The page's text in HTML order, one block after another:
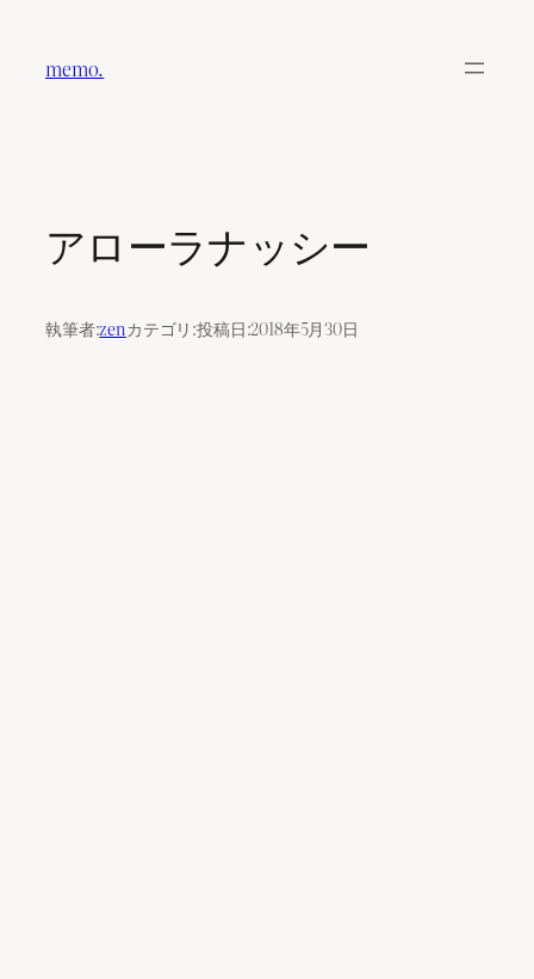
memo.
アローラナッシー
執筆者:zenカテゴリ:投稿日:2018年5月30日